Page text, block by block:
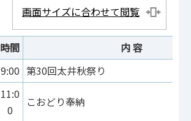
画面サイズに合わせて閲覧
時間 内 容
9:00 第30回太井秋祭り
11:0
0
こおどり奉納